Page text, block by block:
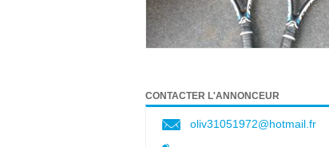
CONTACTER L'ANNONCEUR
oliv31051972@hotmail.fr